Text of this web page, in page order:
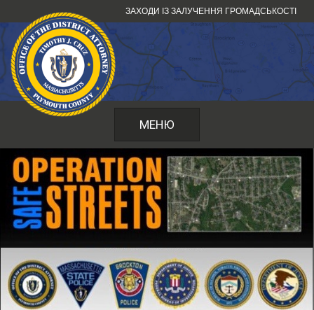
до
змісту
ЗАХОДИ ІЗ ЗАЛУЧЕННЯ ГРОМАДСЬКОСТІ
МЕНЮ